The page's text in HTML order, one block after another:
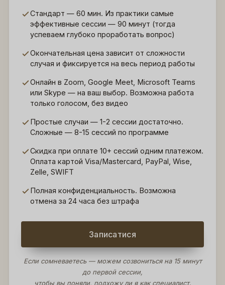
Стандарт — 60 мин. Из практики самые
эффективные сессии — 90 минут (тогда
успеваем глубоко проработать вопрос)
Окончательная цена зависит от сложности
случая и фиксируется на весь период работы
Онлайн в Zoom, Google Meet, Microsoft Teams
или Skype — на ваш выбор. Возможна работа
только голосом, без видео
Простые случаи — 1-2 сессии достаточно.
Сложные — 8-15 сессий по программе
Скидка при оплате 10+ сессий одним платежом.
Оплата картой Visa/Mastercard, PayPal, Wise,
Zelle, SWIFT
Полная конфиденциальность. Возможна
отмена за 24 часа без штрафа
Записатися
Если сомневаетесь — можем созвониться на 15 минут
до первой сессии,
чтобы вы поняли, подхожу ли я как специалист.